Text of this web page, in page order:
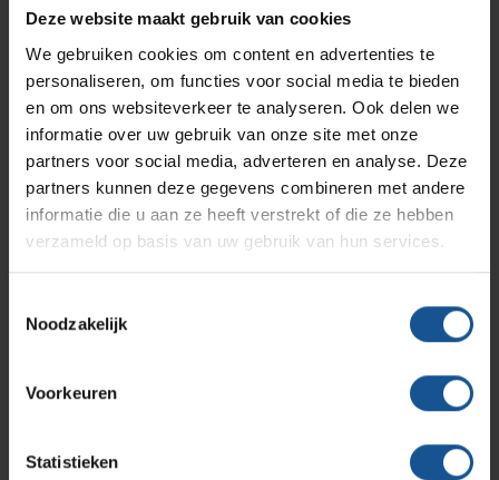
Deze website maakt gebruik van cookies
We gebruiken cookies om content en advertenties te
personaliseren, om functies voor social media te bieden
en om ons websiteverkeer te analyseren. Ook delen we
informatie over uw gebruik van onze site met onze
partners voor social media, adverteren en analyse. Deze
partners kunnen deze gegevens combineren met andere
informatie die u aan ze heeft verstrekt of die ze hebben
verzameld op basis van uw gebruik van hun services.
Noodzakelijk
Voorkeuren
Statistieken
Verzenden
Contact informatie
VE-Systems
3861 NB Nijkerk
Branches
Solutions
RVS Werkplekinrichting
Productlijnen
Medische afvalverpakkingen
Infectiepreventie en hygiëne
Assortiment
Onze merken
Hammerlit
Septodry
Metro
Zarges
Contact
Ons team
Klantcases
Vacatures